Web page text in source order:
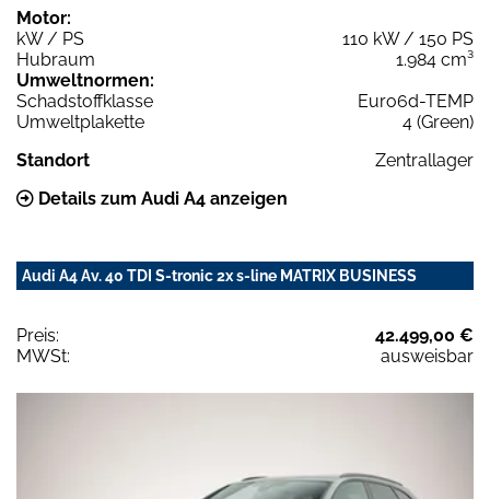
Motor:
kW / PS
110 kW / 150 PS
Hubraum
1.984 cm³
Umweltnormen:
Schadstoffklasse
Euro6d-TEMP
Umweltplakette
4 (Green)
Standort
Zentrallager
Details zum Audi A4 anzeigen
Audi A4 Av. 40 TDI S-tronic 2x s-line MATRIX BUSINESS
Preis:
42.499,00 €
MWSt:
ausweisbar